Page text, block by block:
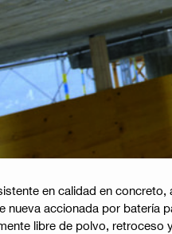
en calidad en
nueva accionada por batería
libre de polvo,